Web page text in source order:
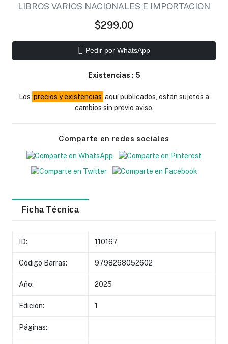
LIBROS VARIOS NACIONALES E IMPORTACION
$299.00
Pedir por WhatsApp
Existencias : 5
Los precios y existencias aquí publicados, están sujetos a
cambios sin previo aviso.
Comparte en redes sociales
Ficha Técnica
ID: 110167
Código Barras: 9798268052602
Año: 2025
Edición: 1
Páginas: